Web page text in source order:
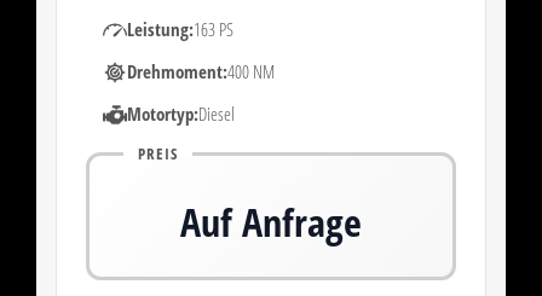
Leistung:163 PS
Drehmoment:400 NM
Motortyp:Diesel
PREIS
Auf Anfrage